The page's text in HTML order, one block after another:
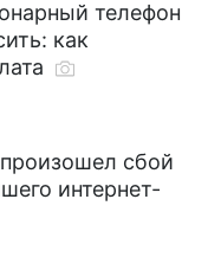
телефон
как
сбой
интернет-